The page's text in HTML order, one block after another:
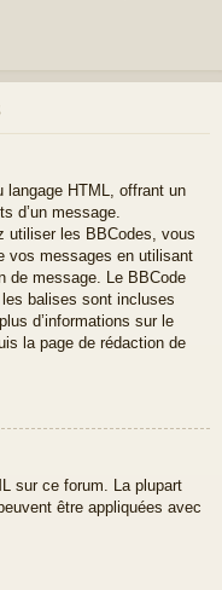
langage HTML, offrant un
d’un message.
utiliser les BBCodes, vous
vos messages en utilisant
de message. Le BBCode
balises sont incluses
d’informations sur le
la page de rédaction de
sur ce forum. La plupart
être appliquées avec